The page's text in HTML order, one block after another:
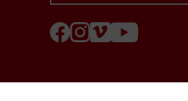
Folgen Sie uns auf
Folgen Sie uns auf
Besuchen Sie